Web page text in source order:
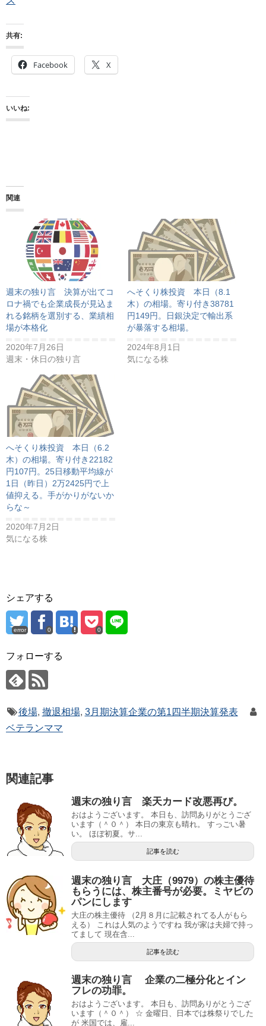
共有:
Facebook X
いいね:
関連
週末の独り言 決算が出てコ
ロナ禍でも企業成長が見込ま
れる銘柄を選別する、業績相
場が本格化
2020年7月26日
週末・休日の独り言
へそくり株投資 本日（8.1
木）の相場。寄り付き38781
円149円。日銀決定で輸出系
が暴落する相場。
2024年8月1日
気になる株
へそくり株投資 本日（6.2
木）の相場。寄り付き22182
円107円。25日移動平均線が
1日（昨日）2万2425円で上
値抑える。手がかりがないか
らな～
2020年7月2日
気になる株
シェアする
error 0 0
フォローする
後場, 撤退相場, 3月期決算企業の第1四半期決算発表
ベテランママ
関連記事
週末の独り言 楽天カード改悪再び。
おはようございます。 本日も、訪問ありがとうござ
います（＾０＾） 本日の東京も晴れ。 すっごい暑
い。 ほぼ初夏。サ...
記事を読む
週末の独り言 大庄（9979）の株主優待
もらうには、株主番号が必要。ミヤビの
パンにします
大庄の株主優待 （2月８月に記載されてる人がもら
える） これは人気のようですね 我が家は夫婦で持っ
てまして 現在含...
記事を読む
週末の独り言 企業の二極分化とイン
フレの功罪。
おはようございます。 本日も、訪問ありがとうござ
います（＾０＾） ☆ 金曜日、日本では株祭りでした
が 米国では、雇...